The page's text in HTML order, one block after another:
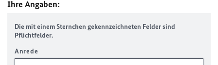
Ihre Angaben:
Die mit einem Sternchen gekennzeichneten Felder sind
Pflichtfelder.
Anrede